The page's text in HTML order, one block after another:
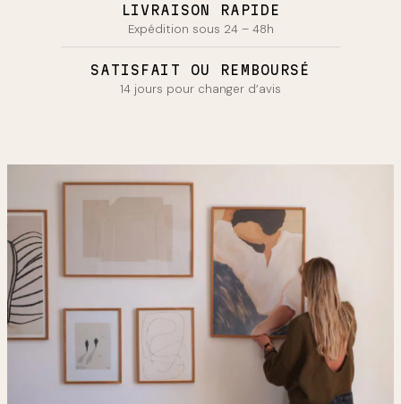
LIVRAISON RAPIDE
Expédition sous 24 – 48h
SATISFAIT OU REMBOURSÉ
14 jours pour changer d’avis